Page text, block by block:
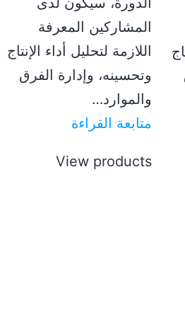
المشاركين المعرفة
اللازمة لتحليل أداء الإنتاج
وتحسينه، وإدارة الفرق
والموارد…
متابعة القراءة
View products